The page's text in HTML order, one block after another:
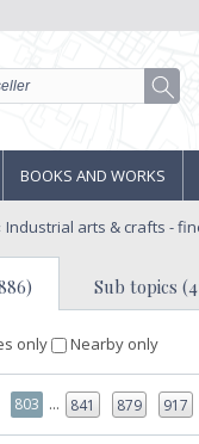
BOOKS AND WORKS
Industrial arts & crafts -
Sub topics
only Nearby only
803 ... 841 879 917